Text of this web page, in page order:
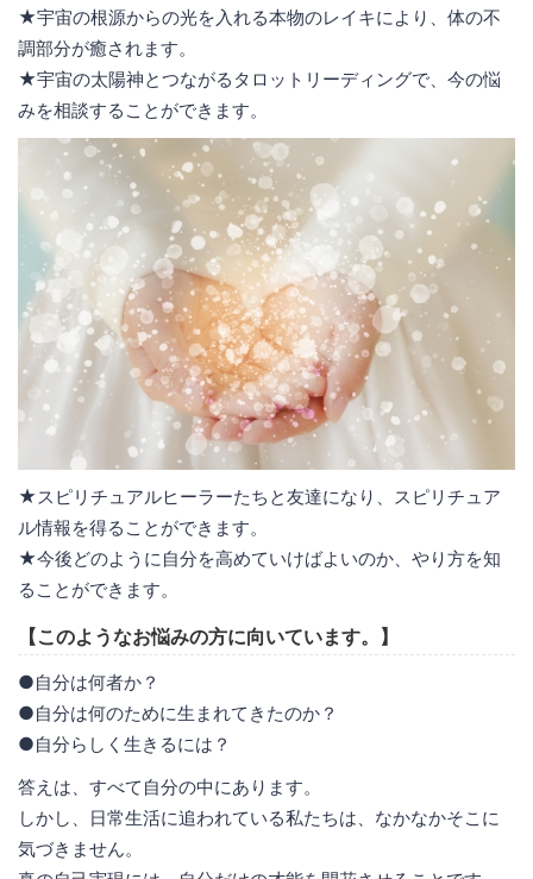
★宇宙の根源からの光を入れる本物のレイキにより、体の不
調部分が癒されます。
★宇宙の太陽神とつながるタロットリーディングで、今の悩
みを相談することができます。
★スピリチュアルヒーラーたちと友達になり、スピリチュア
ル情報を得ることができます。
★今後どのように自分を高めていけばよいのか、やり方を知
ることができます。
【このようなお悩みの方に向いています。】
●自分は何者か？
●自分は何のために生まれてきたのか？
●自分らしく生きるには？
答えは、すべて自分の中にあります。
しかし、日常生活に追われている私たちは、なかなかそこに
気づきません。